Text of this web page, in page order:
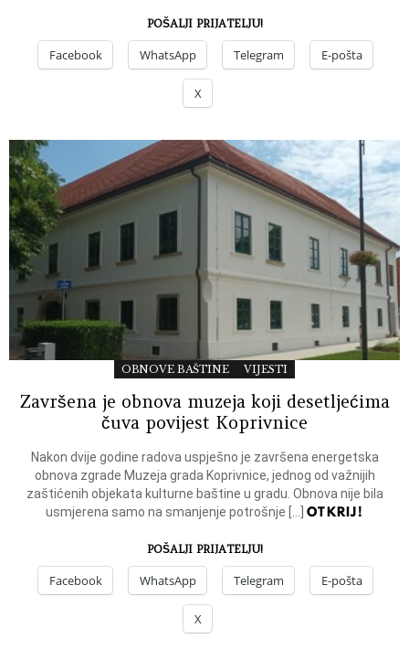
POŠALJI PRIJATELJU!
Facebook WhatsApp Telegram E-pošta
X
OBNOVE BAŠTINE VIJESTI
Završena je obnova muzeja koji desetljećima
čuva povijest Koprivnice
Nakon dvije godine radova uspješno je završena energetska
obnova zgrade Muzeja grada Koprivnice, jednog od važnijih
zaštićenih objekata kulturne baštine u gradu. Obnova nije bila
usmjerena samo na smanjenje potrošnje […] OTKRIJ!
POŠALJI PRIJATELJU!
Facebook WhatsApp Telegram E-pošta
X